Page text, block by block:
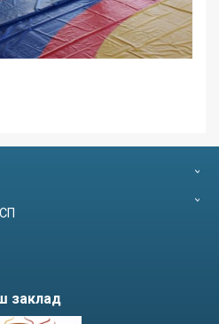
заклад